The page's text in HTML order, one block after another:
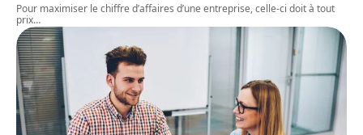
Pour maximiser le chiffre d’affaires d’une entreprise, celle-ci doit à tout
prix…